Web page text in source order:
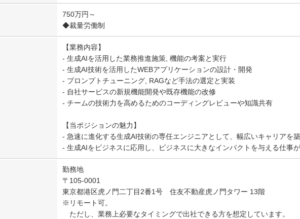
750万円～
◆裁量労働制
【業務内容】
- 生成AIを活用した業務推進施策, 機能の考案と実行
- 生成AI技術を活用したWEBアプリケーションの設計・開発
- プロンプトチューニング, RAGなど手法の選定と実装
- 自社サービスの新規機能開発や既存機能の改修
- チームの技術力を高めるためのコーディングレビューや知識共有
【当ポジションの魅力】
- 急速に進化する生成AI技術の専任エンジニアとして、幅広いキャリアを
- 生成AIをビジネスに応用し、ビジネスに大きなインパクトを与える仕事
勤務地
〒105-0001
東京都港区虎ノ門二丁目2番1号 住友不動産虎ノ門タワー 13階
※リモート可。
ただし、業務上必要なタイミングで出社できる方を想定しています。